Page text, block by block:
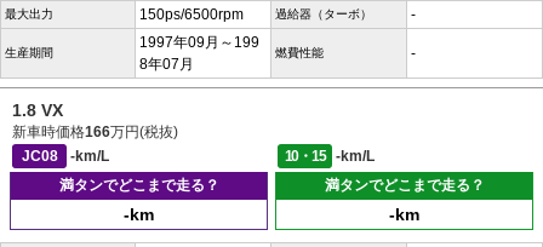
最大出力 150ps/6500rpm 過給器（ターボ） -
生産期間
1997年09月～199
8年07月
燃費性能 -
1.8 VX
新車時価格166万円(税抜)
JC08
-km/L 10・15
-km/L
満タンでどこまで走る？
-km
満タンでどこまで走る？
-km